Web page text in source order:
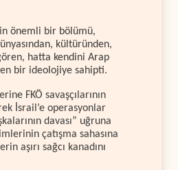
önemli bir bölümü,
kültüründen,
hatta kendini Arap
bir ideolojiye sahipti.
FKÖ savaşçılarının
İsrail’e operasyonlar
davası” uğruna
çatışma sahasına
aşırı sağcı kanadını